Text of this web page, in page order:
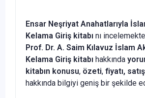
Ensar Neşriyat Anahatlarıyla
Kelama Giriş kitabı nı
Prof. Dr. A. Saim Kılavuz İslam
Kelama Giriş kitabı hakkında
kitabın konusu, özeti, fiyatı, satış
hakkında bilgiyi geniş bir şekilde